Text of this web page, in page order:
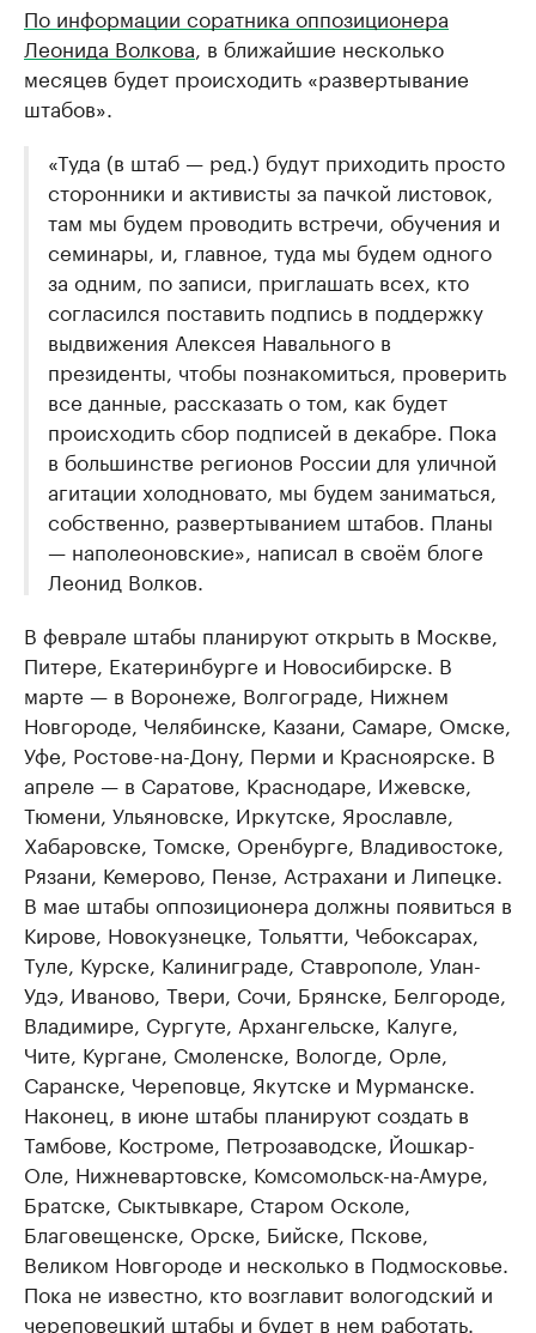
По информации соратника оппозиционера
Леонида Волкова, в ближайшие несколько
месяцев будет происходить «развертывание
штабов».
«Туда (в штаб — ред.) будут приходить просто
сторонники и активисты за пачкой листовок,
там мы будем проводить встречи, обучения и
семинары, и, главное, туда мы будем одного
за одним, по записи, приглашать всех, кто
согласился поставить подпись в поддержку
выдвижения Алексея Навального в
президенты, чтобы познакомиться, проверить
все данные, рассказать о том, как будет
происходить сбор подписей в декабре. Пока
в большинстве регионов России для уличной
агитации холодновато, мы будем заниматься,
собственно, развертыванием штабов. Планы
— наполеоновские», написал в своём блоге
Леонид Волков.
В феврале штабы планируют открыть в Москве,
Питере, Екатеринбурге и Новосибирске. В
марте — в Воронеже, Волгограде, Нижнем
Новгороде, Челябинске, Казани, Самаре, Омске,
Уфе, Ростове-на-Дону, Перми и Красноярске. В
апреле — в Саратове, Краснодаре, Ижевске,
Тюмени, Ульяновске, Иркутске, Ярославле,
Хабаровске, Томске, Оренбурге, Владивостоке,
Рязани, Кемерово, Пензе, Астрахани и Липецке.
В мае штабы оппозиционера должны появиться в
Кирове, Новокузнецке, Тольятти, Чебоксарах,
Туле, Курске, Калиниграде, Ставрополе, Улан-
Удэ, Иваново, Твери, Сочи, Брянске, Белгороде,
Владимире, Сургуте, Архангельске, Калуге,
Чите, Кургане, Смоленске, Вологде, Орле,
Саранске, Череповце, Якутске и Мурманске.
Наконец, в июне штабы планируют создать в
Тамбове, Костроме, Петрозаводске, Йошкар-
Оле, Нижневартовске, Комсомольск-на-Амуре,
Братске, Сыктывкаре, Старом Осколе,
Благовещенске, Орске, Бийске, Пскове,
Великом Новгороде и несколько в Подмосковье.
Пока не известно, кто возглавит вологодский и
череповецкий штабы и будет в нем работать.